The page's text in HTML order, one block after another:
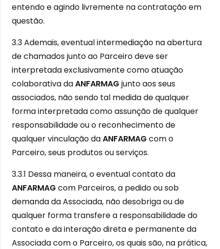
entendo e agindo livremente na contratação em
questão.
3.3 Ademais, eventual intermediação na abertura
de chamados junto ao Parceiro deve ser
interpretada exclusivamente como atuação
colaborativa daANFARMAG junto aos seus
associados, não sendo tal medida de qualquer
forma interpretada como assunção de qualquer
responsabilidade ou o reconhecimento de
qualquer vinculação daANFARMAG com o
Parceiro, seus produtos ou serviços.
3.3.1 Dessa maneira, o eventual contato da
ANFARMAG com Parceiros, a pedido ou sob
demanda da Associada, não desobriga ou de
qualquer forma transfere a responsabilidade do
contato e da interação direta e permanente da
Associada com o Parceiro, os quais são, na prática,